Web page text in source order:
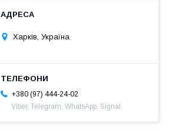
Харків, Україна
+380 (97) 444-24-02
Viber, Telegram, WhatsApp, Signal